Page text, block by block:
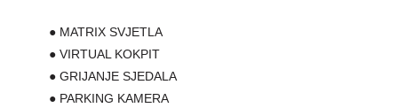
● MATRIX SVJETLA
● VIRTUAL KOKPIT
● GRIJANJE SJEDALA
● PARKING KAMERA